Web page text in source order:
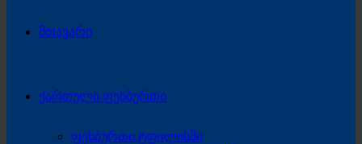
მთავარი
ქართული ფეხბურთი
ფეხბურთი ტფილისში